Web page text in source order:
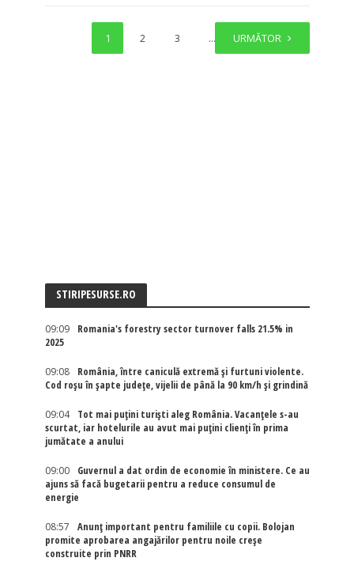
1 2 3 … 14
URMĂTOR
STIRIPESURSE.RO
09:09
Romania's forestry sector turnover falls 21.5% in
2025
09:08
România, între caniculă extremă și furtuni violente.
Cod roșu în șapte județe, vijelii de până la 90 km/h și grindină
09:04
Tot mai puțini turiști aleg România. Vacanțele s-au
scurtat, iar hotelurile au avut mai puțini clienți în prima
jumătate a anului
09:00
Guvernul a dat ordin de economie în ministere. Ce au
ajuns să facă bugetarii pentru a reduce consumul de
energie
08:57
Anunț important pentru familiile cu copii. Bolojan
promite aprobarea angajărilor pentru noile creșe
construite prin PNRR